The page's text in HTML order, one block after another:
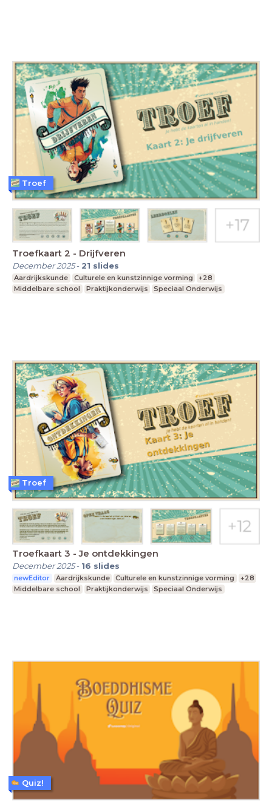
Troefkaart 2 - Drijfveren
December 2025- 21 slides
Aardrijkskunde Culturele en kunstzinnige vorming
+28
Middelbare school
Praktijkonderwijs Speciaal Onderwijs
Troef
Troefkaart 3 - Je ontdekkingen
December 2025- 16 slides
newEditor Aardrijkskunde Culturele en kunstzinnige vorming
+28
Middelbare school
Praktijkonderwijs Speciaal Onderwijs
Troef
Quiz!